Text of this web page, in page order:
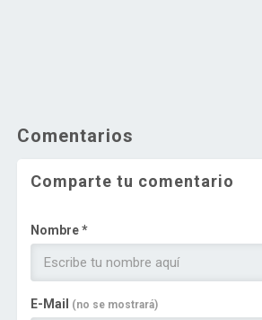
Comentarios
Comparte tu comentario
Nombre *
E-Mail (no se mostrará)